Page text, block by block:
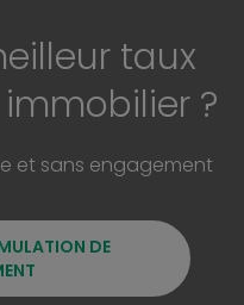
taux
?
et sans engagement
DE